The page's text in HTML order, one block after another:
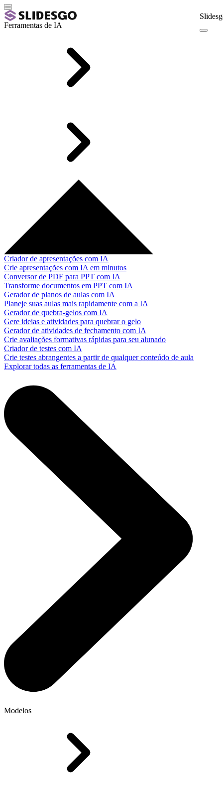
Ferramentas de IA
Criador de apresentações com IA
Crie apresentações com IA em minutos
Conversor de PDF para PPT com IA
Transforme documentos em PPT com IA
Gerador de planos de aulas com IA
Planeje suas aulas mais rapidamente com a IA
Gerador de quebra-gelos com IA
Gere ideias e atividades para quebrar o gelo
Gerador de atividades de fechamento com IA
Crie avaliações formativas rápidas para seu alunado
Criador de testes com IA
Crie testes abrangentes a partir de qualquer conteúdo de aula
Explorar todas as ferramentas de IA
Modelos